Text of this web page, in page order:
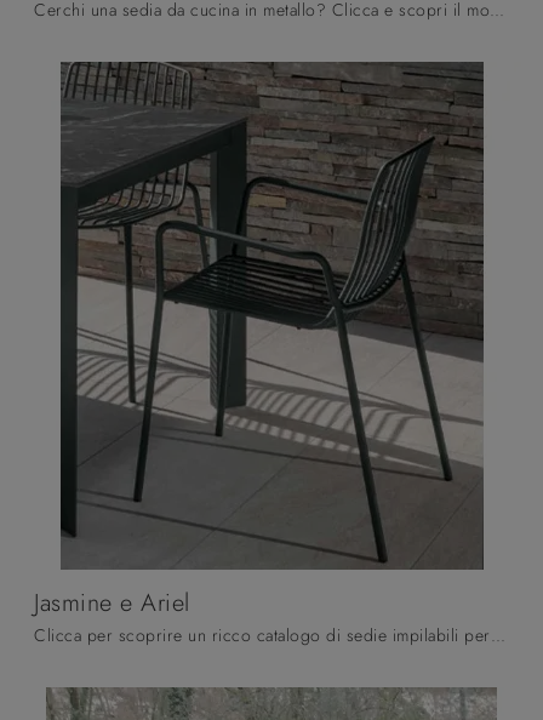
Cerchi una sedia da cucina in metallo? Clicca e scopri il modello Ariel di Altacom per completare i tuoi interni perfettamente.
Jasmine e Ariel
Clicca per scoprire un ricco catalogo di sedie impilabili per stanze moderne: il modello Jasmine e Ariel di Altacom ti attende!